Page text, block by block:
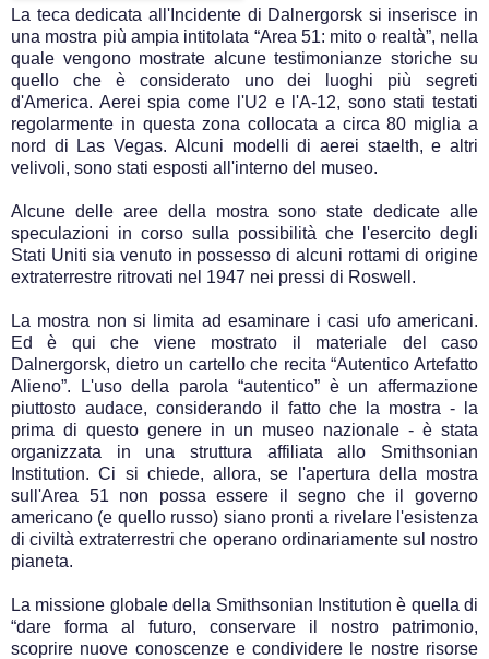
La teca dedicata all'Incidente di Dalnergorsk si inserisce in
una mostra più ampia intitolata “Area 51: mito o realtà”, nella
quale vengono mostrate alcune testimonianze storiche su
quello che è considerato uno dei luoghi più segreti
d'America. Aerei spia come l'U2 e l'A-12, sono stati testati
regolarmente in questa zona collocata a circa 80 miglia a
nord di Las Vegas. Alcuni modelli di aerei staelth, e altri
velivoli, sono stati esposti all'interno del museo.
Alcune delle aree della mostra sono state dedicate alle
speculazioni in corso sulla possibilità che l'esercito degli
Stati Uniti sia venuto in possesso di alcuni rottami di origine
extraterrestre ritrovati nel 1947 nei pressi di Roswell.
La mostra non si limita ad esaminare i casi ufo americani.
Ed è qui che viene mostrato il materiale del caso
Dalnergorsk, dietro un cartello che recita “Autentico Artefatto
Alieno”. L'uso della parola “autentico” è un affermazione
piuttosto audace, considerando il fatto che la mostra - la
prima di questo genere in un museo nazionale - è stata
organizzata in una struttura affiliata allo Smithsonian
Institution. Ci si chiede, allora, se l'apertura della mostra
sull'Area 51 non possa essere il segno che il governo
americano (e quello russo) siano pronti a rivelare l'esistenza
di civiltà extraterrestri che operano ordinariamente sul nostro
pianeta.
La missione globale della Smithsonian Institution è quella di
“dare forma al futuro, conservare il nostro patrimonio,
scoprire nuove conoscenze e condividere le nostre risorse